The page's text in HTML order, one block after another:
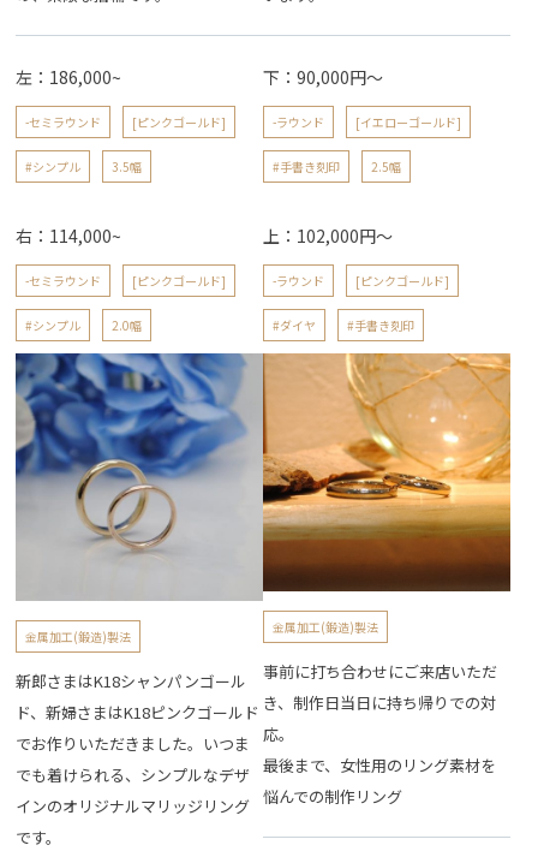
左：186,000~
-セミラウンド [ピンクゴールド]
#シンプル 3.5幅
右：114,000~
-セミラウンド [ピンクゴールド]
#シンプル 2.0幅
下：90,000円～
-ラウンド [イエローゴールド]
#手書き刻印 2.5幅
上：102,000円～
-ラウンド [ピンクゴールド]
#ダイヤ #手書き刻印
金属加工(鍛造)製法
新郎さまはK18シャンパンゴール
ド、新婦さまはK18ピンクゴールド
でお作りいただきました。いつま
でも着けられる、シンプルなデザ
インのオリジナルマリッジリング
です。
金属加工(鍛造)製法
事前に打ち合わせにご来店いただ
き、制作日当日に持ち帰りでの対
応。
最後まで、女性用のリング素材を
悩んでの制作リング